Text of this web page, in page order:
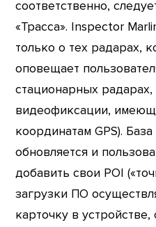
соответственно,
«Трасса». Inspector
только о тех радарах,
оповещает
стационарных радарах,
видеофиксации,
координатам GPS).
обновляется и
добавить свои POI
загрузки ПО
карточку в